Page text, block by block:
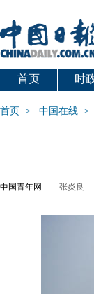
首页 时
首页 > 中国在线 >
中国青年网 张炎良